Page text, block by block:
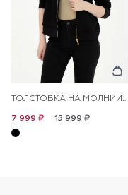
ТОЛСТОВКА НА МОЛНИИ С КАПЮШОНОМ
15 999 ₽
7 999 ₽